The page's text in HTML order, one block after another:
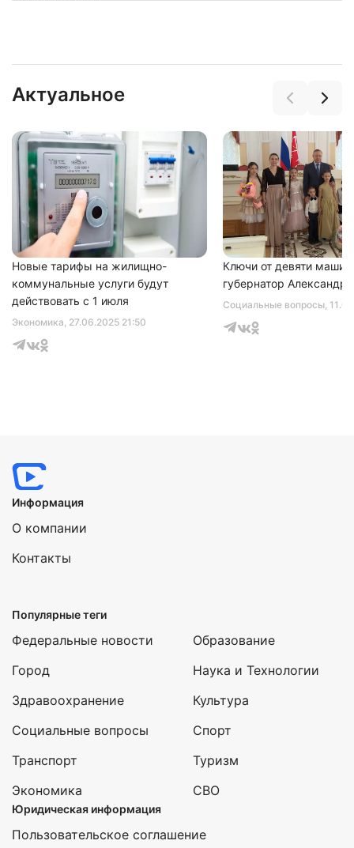
Актуальное
Экономика, 27.06.2025 21:50
Новые тарифы на жилищно-
коммунальные услуги будут
действовать с 1 июля
Социальные вопросы,
Ключи от девяти машин
губернатор Александр
Информация
О компании
Контакты
Популярные теги
Федеральные новости
Город
Здравоохранение
Социальные вопросы
Транспорт
Экономика
Образование
Наука и Технологии
Культура
Спорт
Туризм
СВО
Юридическая информация
Пользовательское соглашение